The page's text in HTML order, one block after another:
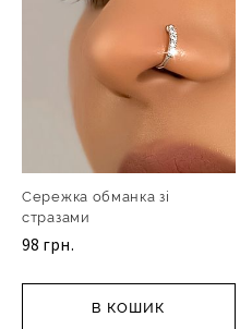
Сережка обманка зі
стразами
98 грн.
В КОШИК